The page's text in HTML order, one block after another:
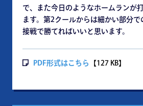
で、また今日のようなホームランが
ます。第2クールからは細かい部分で
接戦で勝てればいいと思います。
PDF形式はこちら 【127 KB】